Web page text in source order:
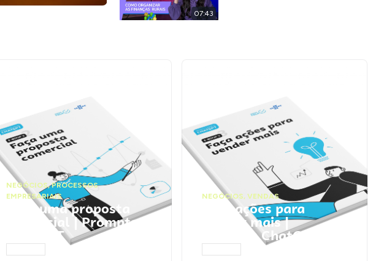
07:43
NEGÓCIOS,PROCESSOS
EMPRESARIAIS
Faça uma proposta
comercial | Prompts
ChatGPT
NEGÓCIOS, VENDAS
Faça ações para
vender mais |
Prompts ChatGPT